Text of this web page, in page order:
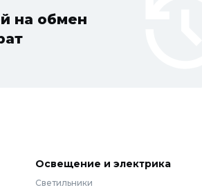
на обмен
Освещение и электрика
Светильники